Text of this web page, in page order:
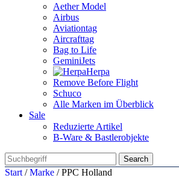
Aether Model
Airbus
Aviationtag
Aircrafttag
Bag to Life
GeminiJets
Herpa
Remove Before Flight
Schuco
Alle Marken im Überblick
Sale
Reduzierte Artikel
B-Ware & Bastlerobjekte
Search
Start / Marke / PPC Holland